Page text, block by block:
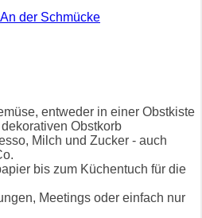
der Schmücke
entweder in einer Obstkiste
Obstkorb
Milch und Zucker - auch
bis zum Küchentuch für die
Meetings oder einfach nur